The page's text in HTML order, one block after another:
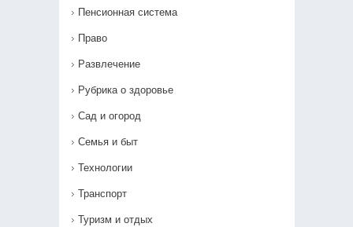
Пенсионная система
Право
Развлечение
Рубрика о здоровье
Сад и огород
Семья и быт
Технологии
Транспорт
Туризм и отдых